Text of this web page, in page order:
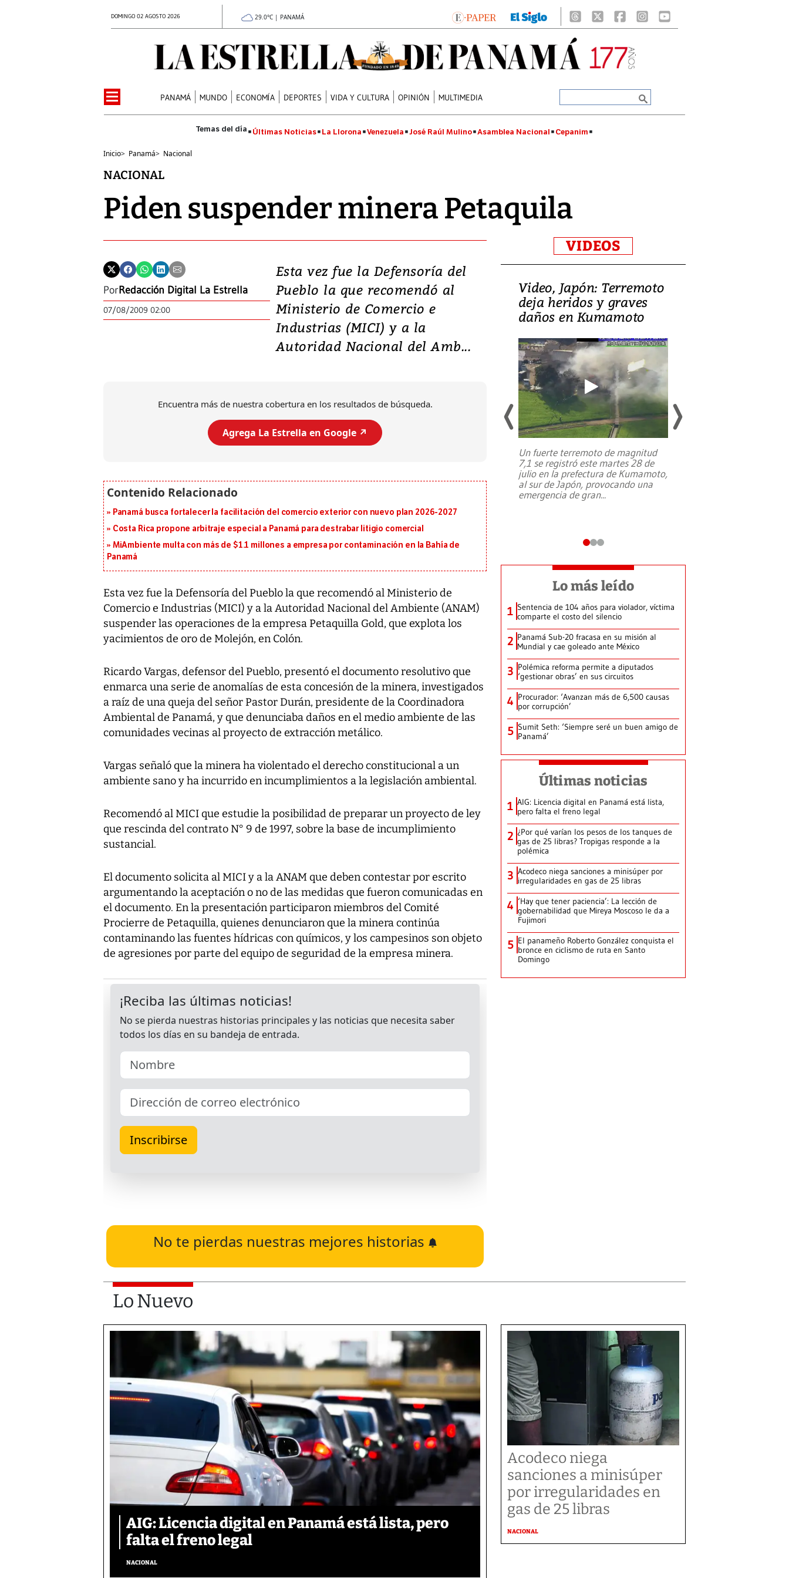
DOMINGO 02 AGOSTO 2026 29.0°C | PANAMÁ
PANAMÁ MUNDO ECONOMÍA DEPORTES VIDA Y CULTURA OPINIÓN MULTIMEDIA
Últimas Noticias La Llorona Venezuela José Raúl Mulino Asamblea Nacional Cepanim
Inicio> Panamá> Nacional
NACIONAL
Piden suspender minera Petaquila
PorRedacción Digital La Estrella
07/08/2009 02:00
Esta vez fue la Defensoría del
Pueblo la que recomendó al
Ministerio de Comercio e
Industrias (MICI) y a la
Autoridad Nacional del Amb...
Encuentra más de nuestra cobertura en los resultados de búsqueda.
Agrega La Estrella en Google ↗️
Panamá busca fortalecer la facilitación del comercio exterior con nuevo plan 2026-2027
Costa Rica propone arbitraje especial a Panamá para destrabar litigio comercial
MiAmbiente multa con más de $1.1 millones a empresa por contaminación en la Bahía de
Panamá
Esta vez fue la Defensoría del Pueblo la que recomendó al Ministerio de
Comercio e Industrias (MICI) y a la Autoridad Nacional del Ambiente (ANAM)
suspender las operaciones de la empresa Petaquilla Gold, que explota los
yacimientos de oro de Molejón, en Colón.
Ricardo Vargas, defensor del Pueblo, presentó el documento resolutivo que
enmarca una serie de anomalías de esta concesión de la minera, investigados
a raíz de una queja del señor Pastor Durán, presidente de la Coordinadora
Ambiental de Panamá, y que denunciaba daños en el medio ambiente de las
comunidades vecinas al proyecto de extracción metálico.
Vargas señaló que la minera ha violentado el derecho constitucional a un
ambiente sano y ha incurrido en incumplimientos a la legislación ambiental.
Recomendó al MICI que estudie la posibilidad de preparar un proyecto de ley
que rescinda del contrato N° 9 de 1997, sobre la base de incumplimiento
sustancial.
El documento solicita al MICI y a la ANAM que deben contestar por escrito
argumentando la aceptación o no de las medidas que fueron comunicadas en
el documento. En la presentación participaron miembros del Comité
Procierre de Petaquilla, quienes denunciaron que la minera continúa
contaminando las fuentes hídricas con químicos, y los campesinos son objeto
de agresiones por parte del equipo de seguridad de la empresa minera.
No te pierdas nuestras mejores historias
VIDEOS
Isidro Carbonell,
director de la Lotería:
‘Vamos a ser más
transparentes, tengan fe
Video, Japón: Terremoto
deja heridos y graves
daños en Kumamoto
Un fuerte terremoto de magnitud
7,1 se registró este martes 28 de
julio en la prefectura de Kumamoto,
al sur de Japón, provocando una
emergencia de gran...
Lo más leído
1 Sentencia de 104 años para violador, víctima
comparte el costo del silencio
2 Panamá Sub-20 fracasa en su misión al
Mundial y cae goleado ante México
3 Polémica reforma permite a diputados
‘gestionar obras’ en sus circuitos
4 Procurador: ‘Avanzan más de 6,500 causas
por corrupción’
5 Sumit Seth: ‘Siempre seré un buen amigo de
Panamá’
Últimas noticias
1 AIG: Licencia digital en Panamá está lista,
pero falta el freno legal
2 ¿Por qué varían los pesos de los tanques de
gas de 25 libras? Tropigas responde a la
polémica
3 Acodeco niega sanciones a minisúper por
irregularidades en gas de 25 libras
4 ‘Hay que tener paciencia’: La lección de
gobernabilidad que Mireya Moscoso le da a
Fujimori
5 El panameño Roberto González conquista el
bronce en ciclismo de ruta en Santo
Domingo
Lo Nuevo
AIG: Licencia digital en Panamá está lista, pero
falta el freno legal
NACIONAL
Acodeco niega
sanciones a minisúper
por irregularidades en
gas de 25 libras
NACIONAL